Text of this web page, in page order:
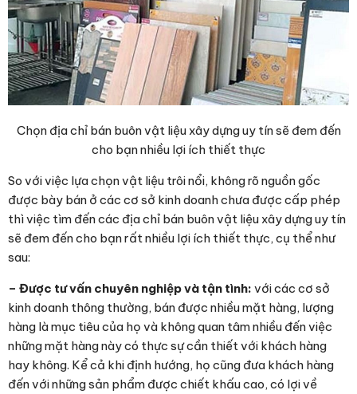
Chọn địa chỉ bán buôn vật liệu xây dựng uy tín sẽ đem đến
cho bạn nhiều lợi ích thiết thực
So với việc lựa chọn vật liệu trôi nổi, không rõ nguồn gốc
được bày bán ở các cơ sở kinh doanh chưa được cấp phép
thì việc tìm đến các địa chỉ bán buôn vật liệu xây dựng uy tín
sẽ đem đến cho bạn rất nhiều lợi ích thiết thực, cụ thể như
sau:
– Được tư vấn chuyên nghiệp và tận tình: với các cơ sở
kinh doanh thông thường, bán được nhiều mặt hàng, lượng
hàng là mục tiêu của họ và không quan tâm nhiều đến việc
những mặt hàng này có thực sự cần thiết với khách hàng
hay không. Kể cả khi định hướng, họ cũng đưa khách hàng
đến với những sản phẩm được chiết khấu cao, có lợi về